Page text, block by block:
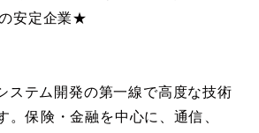
安定企業★
ステム開発の第一線で高度な技術
。保険・金融を中心に、通信、